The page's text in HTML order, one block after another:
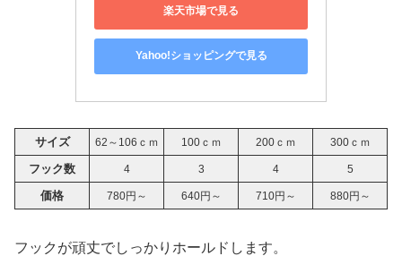
楽天市場で見る
Yahoo!ショッピングで見る
サイズ 62～106ｃｍ 100ｃｍ 200ｃｍ 300ｃｍ
フック数 4 3 4 5
価格 780円～ 640円～ 710円～ 880円～
フックが頑丈でしっかりホールドします。